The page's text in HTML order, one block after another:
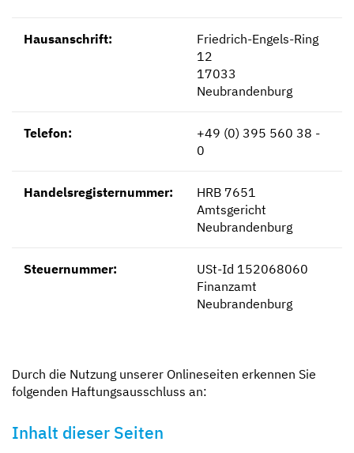
Hausanschrift:
Friedrich-Engels-Ring
12
17033
Neubrandenburg
Telefon:
+49 (0) 395 560 38 -
0
Handelsregisternummer:
HRB 7651
Amtsgericht
Neubrandenburg
Steuernummer:
USt-Id 152068060
Finanzamt
Neubrandenburg
Durch die Nutzung unserer Onlineseiten erkennen Sie
folgenden Haftungsausschluss an:
Inhalt dieser Seiten